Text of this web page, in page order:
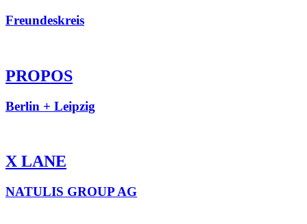
Freundeskreis
PROPOS
Berlin + Leipzig
X LANE
NATULIS GROUP AG